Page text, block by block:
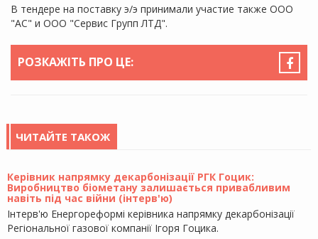
В тендере на поставку э/э принимали участие также ООО
"АС" и ООО "Сервис Групп ЛТД".
РОЗКАЖІТЬ ПРО ЦЕ:
ЧИТАЙТЕ ТАКОЖ
Керівник напрямку декарбонізації РГК Гоцик:
Виробництво біометану залишається привабливим
навіть під час війни (інтерв'ю)
Інтерв'ю Енергореформі керівника напрямку декарбонізації
Регіональної газової компанії Ігоря Гоцика.